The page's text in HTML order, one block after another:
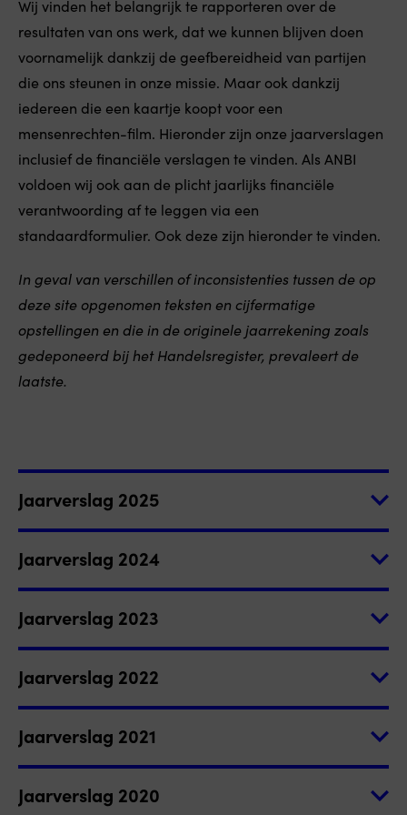
Wij vinden het belangrijk te rapporteren over de
resultaten van ons werk, dat we kunnen blijven doen
voornamelijk dankzij de geefbereidheid van partijen
die ons steunen in onze missie. Maar ook dankzij
iedereen die een kaartje koopt voor een
mensenrechten-film. Hieronder zijn onze jaarverslagen
inclusief de financiële verslagen te vinden. Als ANBI
voldoen wij ook aan de plicht jaarlijks financiële
verantwoording af te leggen via een
standaardformulier. Ook deze zijn hieronder te vinden.
In geval van verschillen of inconsistenties tussen de op
deze site opgenomen teksten en cijfermatige
opstellingen en die in de originele jaarrekening zoals
gedeponeerd bij het Handelsregister, prevaleert de
laatste.
Jaarverslag 2025
Jaarverslag 2025 + controleverklaring
accountant 2025 (PDF)
Jaarverslag 2024
Jaarverslag 2024 + controleverklaring
accountant 2024 (PDF)
Jaarverslag 2023
Jaarverslag 2023 + controleverklaring
accountant 2023 (PDF)
Jaarverslag 2022
Jaarverslag 2022 + controleverklaring
accountant 2022 (PDF)
Jaarverslag 2021
Jaarverslag 2021 + controleverklaring
Jaarverslag 2020